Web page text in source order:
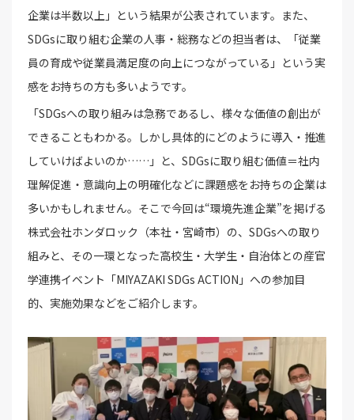
企業は半数以上」という結果が公表されています。また、
SDGsに取り組む企業の人事・総務などの担当者は、「従業
員の育成や従業員満足度の向上につながっている」という実
感をお持ちの方も多いようです。
「SDGsへの取り組みは急務であるし、様々な価値の創出が
できることもわかる。しかし具体的にどのように導入・推進
していけばよいのか……」と、SDGsに取り組む価値＝社内
理解促進・意識向上の明確化などに課題感をお持ちの企業は
多いかもしれません。そこで今回は“環境先進企業”を掲げる
株式会社ホンダロック（本社・宮崎市）の、SDGsへの取り
組みと、その一環となった高校生・大学生・自治体との産官
学連携イベント「MIYAZAKI SDGs ACTION」への参加目
的、実施効果などをご紹介します。